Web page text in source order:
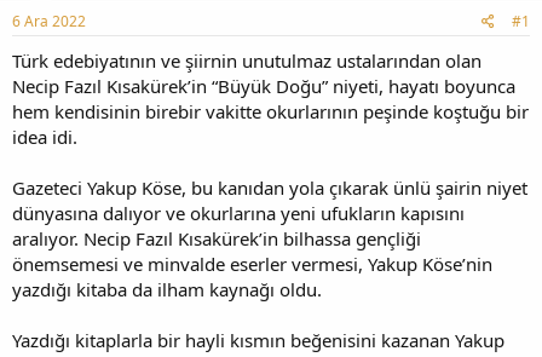
b
a
ş
a
t
a
ç
t
a
r
i
6 Ara 2022 #1
Türk edebiyatının ve şiirnin unutulmaz ustalarından olan
Necip Fazıl Kısakürek’in “Büyük Doğu” niyeti, hayatı boyunca
hem kendisinin birebir vakitte okurlarının peşinde koştuğu bir
idea idi.
Gazeteci Yakup Köse, bu kanıdan yola çıkarak ünlü şairin niyet
dünyasına dalıyor ve okurlarına yeni ufukların kapısını
aralıyor. Necip Fazıl Kısakürek’in bilhassa gençliği
önemsemesi ve minvalde eserler vermesi, Yakup Köse’nin
yazdığı kitaba da ilham kaynağı oldu.
Yazdığı kitaplarla bir hayli kısmın beğenisini kazanan Yakup